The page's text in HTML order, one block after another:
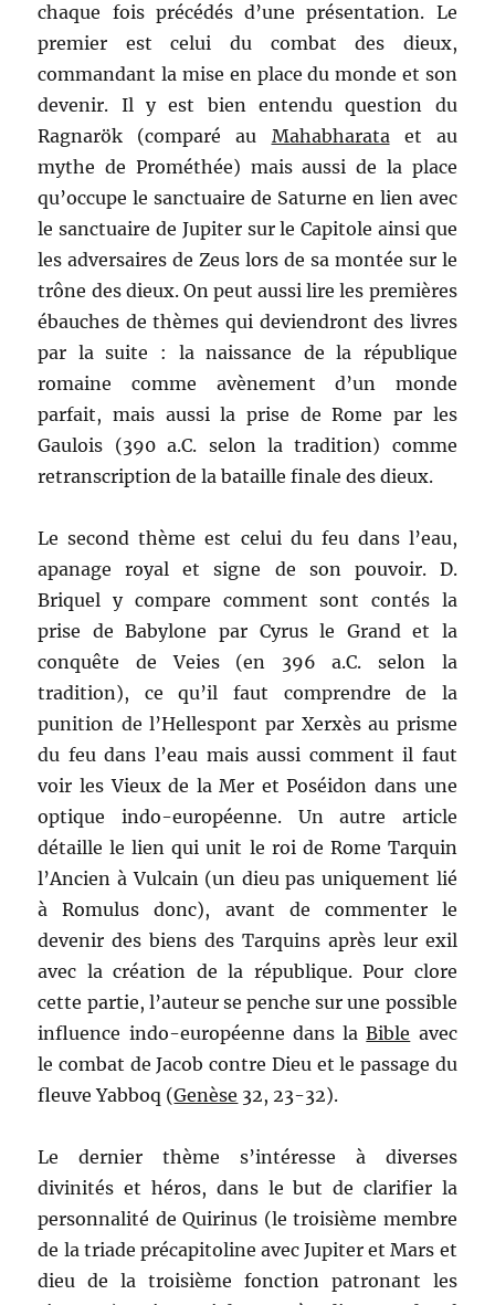
chaque fois précédés d’une présentation. Le
premier est celui du combat des dieux,
commandant la mise en place du monde et son
devenir. Il y est bien entendu question du
Ragnarök (comparé au Mahabharataet au
mythe de Prométhée) mais aussi de la place
qu’occupe le sanctuaire de Saturne en lien avec
le sanctuaire de Jupiter sur le Capitole ainsi que
les adversaires de Zeus lors de sa montée sur le
trône des dieux. On peut aussi lire les premières
ébauches de thèmes qui deviendront des livres
par la suite : la naissance de la république
romaine comme avènement d’un monde
parfait, mais aussi la prise de Rome par les
Gaulois (390 a.C. selon la tradition) comme
retranscription de la bataille finale des dieux.
Le second thème est celui du feu dans l’eau,
apanage royal et signe de son pouvoir. D.
Briquel y compare comment sont contés la
prise de Babylone par Cyrus le Grand et la
conquête de Veies (en 396 a.C. selon la
tradition), ce qu’il faut comprendre de la
punition de l’Hellespont par Xerxès au prisme
du feu dans l’eau mais aussi comment il faut
voir les Vieux de la Mer et Poséidon dans une
optique indo-européenne. Un autre article
détaille le lien qui unit le roi de Rome Tarquin
l’Ancien à Vulcain (un dieu pas uniquement lié
à Romulus donc), avant de commenter le
devenir des biens des Tarquins après leur exil
avec la création de la république. Pour clore
cette partie, l’auteur se penche sur une possible
influence indo-européenne dans laBible avec
le combat de Jacob contre Dieu et le passage du
fleuve Yabboq (Genèse 32, 23-32).
Le dernier thème s’intéresse à diverses
divinités et héros, dans le but de clarifier la
personnalité de Quirinus (le troisième membre
de la triade précapitoline avec Jupiter et Mars et
dieu de la troisième fonction patronant les